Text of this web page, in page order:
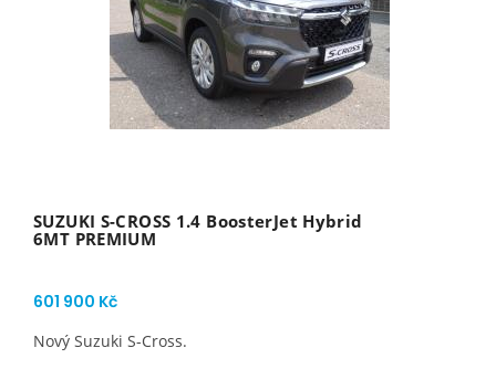
SUZUKI S-CROSS 1.4 BoosterJet Hybrid
6MT PREMIUM
601 900 Kč
Nový Suzuki S-Cross.